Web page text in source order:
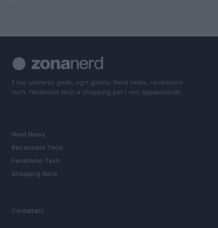
Il tuo universo geek, ogni giorno. Nerd news, recensioni
tech, fanatismo tech e shopping per i veri appassionati.
Nerd News
Recensioni Tech
Fanatismo Tech
Shopping Nerd
Contattaci